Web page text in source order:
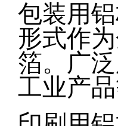
包装用
形式作
箔。广
工业产